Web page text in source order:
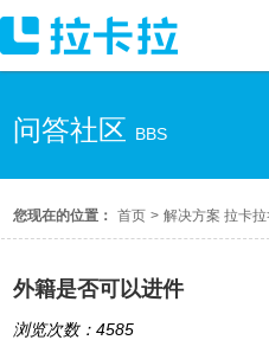
问答社区 BBS
您现在的位置： 首页 > 解决方案 拉卡拉
外籍是否可以进件
浏览次数：4585